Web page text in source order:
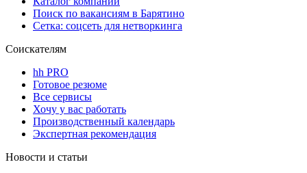
Поиск по вакансиям в Барятино
Сетка: соцсеть для нетворкинга
Соискателям
hh PRO
Готовое резюме
Все сервисы
Хочу у вас работать
Производственный календарь
Экспертная рекомендация
Новости и статьи